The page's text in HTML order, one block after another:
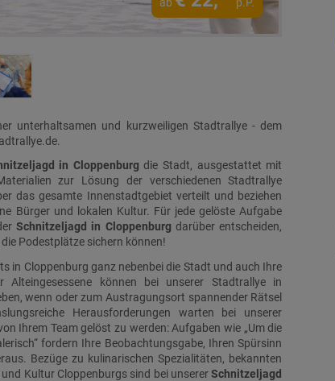
unterhaltsamen und kurzweiligen Stadtrallye - dem
in Cloppenburg die Stadt, ausgestattet mit
zur Lösung der verschiedenen Stadtrallye
das gesamte Innenstadtgebiet verteilt und beziehen
Bürger und lokalen Kultur. Für jede gelöste Aufgabe
Schnitzeljagd in Cloppenburg darüber entscheiden,
Podestplätze sichern können!
in Cloppenburg ganz nebenbei die Stadt und auch Ihre
Alteingesessene können bei unserer Stadtrallye in
wenn oder zum Austragungsort spannender Rätsel
Herausforderungen warten bei unserer
Ihrem Team gelöst zu werden: Aufgaben wie „Um die
fordern Ihre Beobachtungsgabe, Ihren Spürsinn
Bezüge zu kulinarischen Spezialitäten, bekannten
Kultur Cloppenburgs sind bei unsererSchnitzeljagd